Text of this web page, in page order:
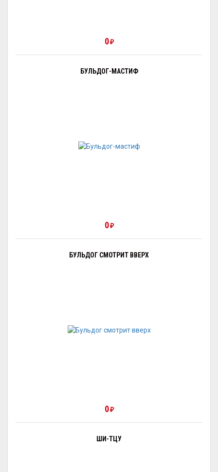
0₽
БУЛЬДОГ-МАСТИФ
0₽
БУЛЬДОГ СМОТРИТ ВВЕРХ
0₽
ШИ-ТЦУ